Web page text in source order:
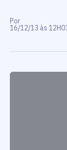
Por
16/12/13 às